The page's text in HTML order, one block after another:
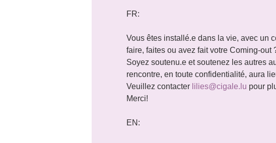
FR:
Vous êtes installé.e dans la vie, avec un
faire, faites ou avez fait votre Coming-out
Soyez soutenu.e et soutenez les autres
rencontre, en toute confidentialité, aura
Veuillez contacter lilies@cigale.lu pour
Merci!
EN: